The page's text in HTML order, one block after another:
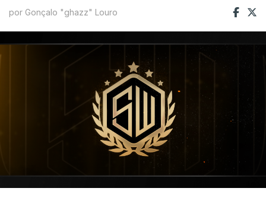
por Gonçalo "ghazz" Louro